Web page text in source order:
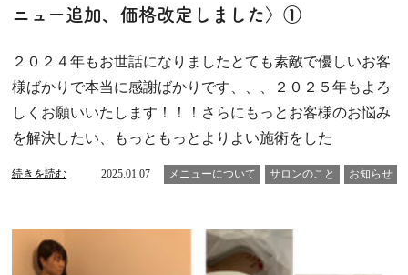
ニュー追加、価格改定しました〉①
２０２４年もお世話になりましたとても素敵で優しいお客
様ばかりで本当に感謝ばかりです、、、２０２５年もよろ
しくお願いいたします！！！さらにもっとお客様のお悩み
を解決したい、もっともっとよりよい施術をした
続きを読む 2025.01.07 メニューについて サロンのこと お知らせ